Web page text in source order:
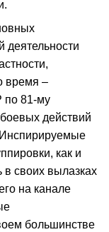
деятельности
время –
по 81-му
действий
как и
в своих вылазках
на канале
большинстве